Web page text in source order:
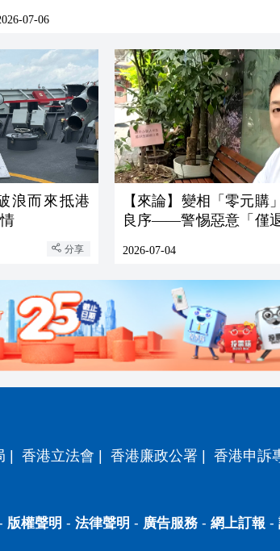
07-06
浪而來抵港
分享
【來論】變相「零元購
良序——警惕惡意「僅
賣群體衝突雙重亂象對
衝擊與長效治理思考
2026-07-04
香港立法會 香港廉政公署 香港申訴
版權聲明 - 法律聲明 - 廣告服務- 網上訂報 -